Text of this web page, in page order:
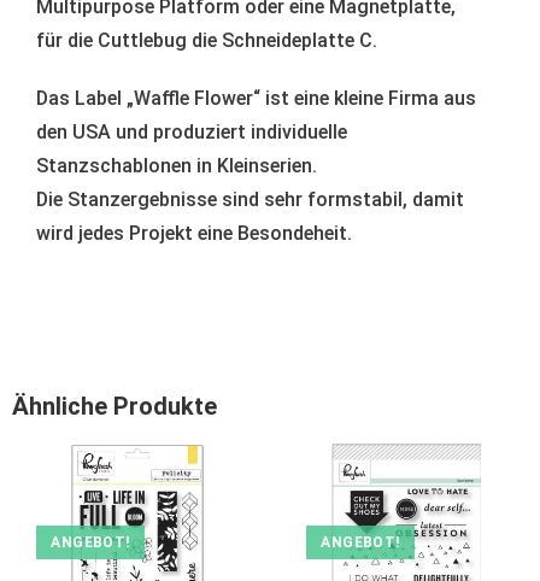
Multipurpose Platform oder eine Magnetplatte,
für die Cuttlebug die Schneideplatte C.
Das Label „Waffle Flower“ ist eine kleine Firma aus
den USA und produziert individuelle
Stanzschablonen in Kleinserien.
Die Stanzergebnisse sind sehr formstabil, damit
wird jedes Projekt eine Besondeheit.
Ähnliche Produkte
ANGEBOT! ANGEBOT!